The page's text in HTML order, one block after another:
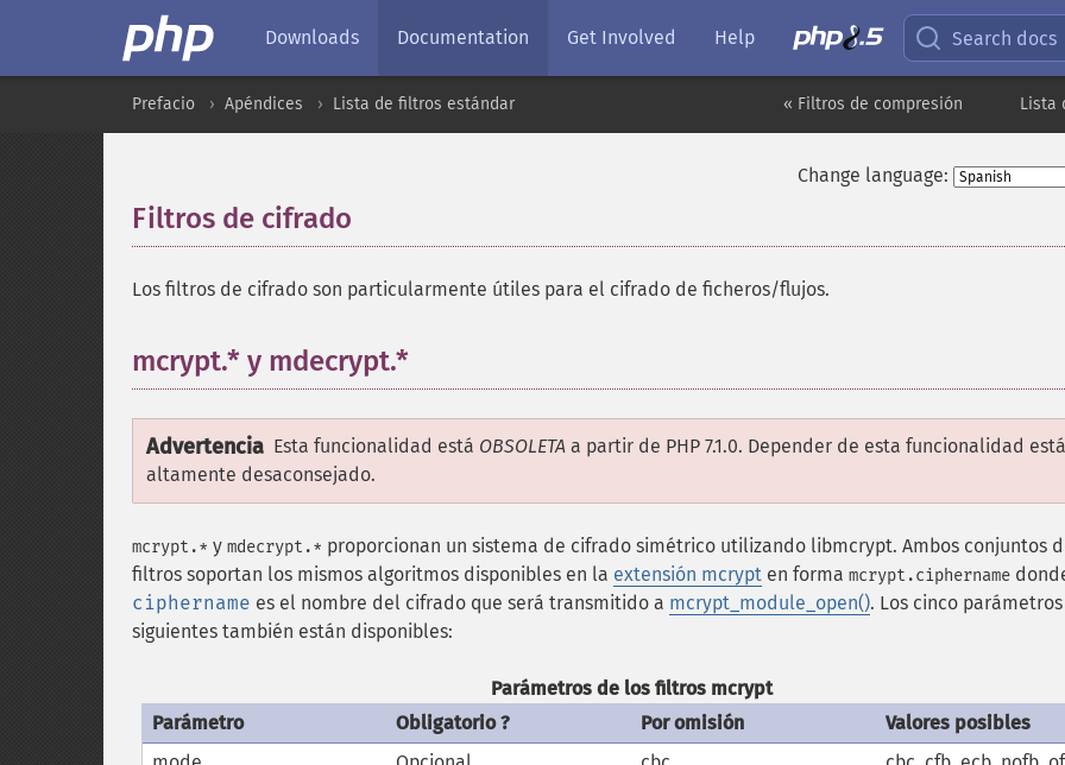
Downloads Documentation Get Involved Help Search docs
Lista
« Filtros de compresión
Prefacio Apéndices Lista de filtros estándar
Change language:
Filtros de cifrado
Los filtros de cifrado son particularmente útiles para el cifrado de ficheros/flujos.
mcrypt.* y mdecrypt.*
Advertencia Esta funcionalidad está OBSOLETA a partir de PHP 7.1.0. Depender de esta funcionalidad está
altamente desaconsejado.
mcrypt.* y mdecrypt.* proporcionan un sistema de cifrado simétrico utilizando libmcrypt. Ambos conjuntos
filtros soportan los mismos algoritmos disponibles en la extensión mcrypt en forma mcrypt.ciphername
ciphername es el nombre del cifrado que será transmitido a mcrypt_module_open(). Los cinco parámetros
siguientes también están disponibles:
Parámetros de los filtros mcrypt
Parámetro
Obligatorio ? Por omisión
Valores posibles